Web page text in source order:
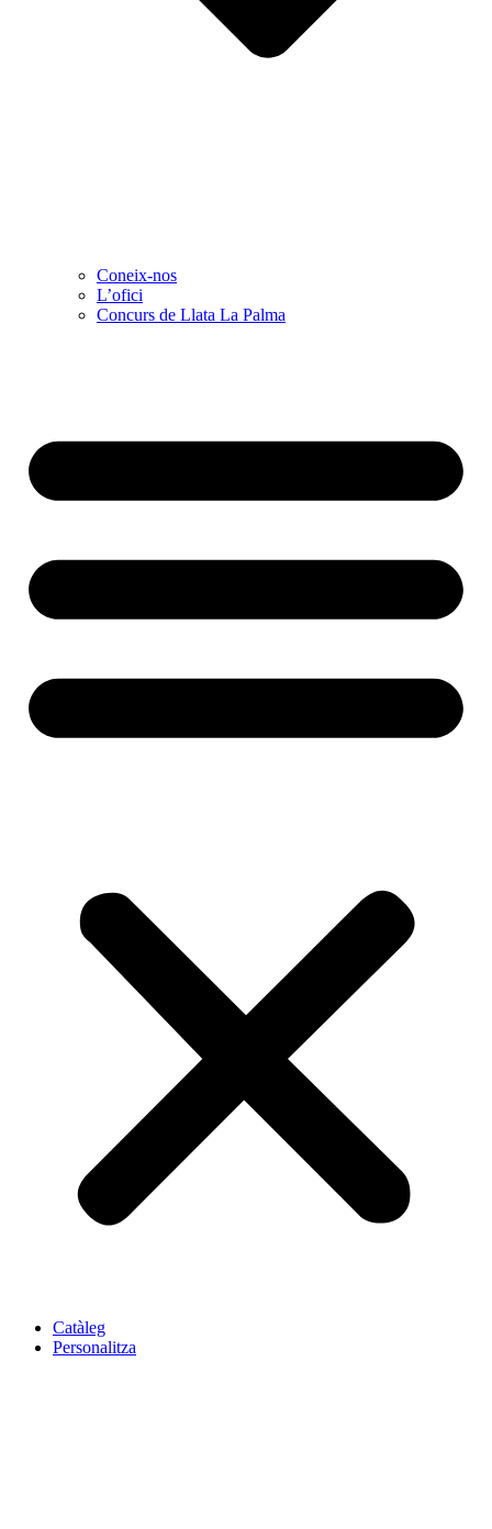
Coneix-nos
L’ofici
Concurs de Llata La Palma
Catàleg
Personalitza